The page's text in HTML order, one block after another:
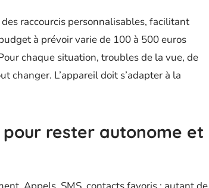
raccourcis personnalisables, facilitant
à prévoir varie de 100 à 500 euros
chaque situation, troubles de la vue, de
changer. L’appareil doit s’adapter à la
rester autonome et